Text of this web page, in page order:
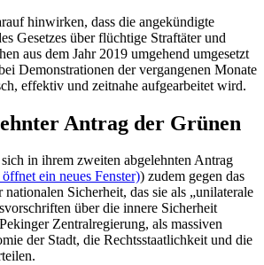
hinwirken, dass die angekündigte
Gesetzes über flüchtige Straftäter und
aus dem Jahr 2019 umgehend umgesetzt
Demonstrationen der vergangenen Monate
effektiv und zeitnahe aufgearbeitet wird.
Antrag der Grünen
in ihrem zweiten abgelehnten Antrag
ein neues Fenster)) zudem gegen das
nationalen Sicherheit, das sie als „unilaterale
über die innere Sicherheit
Zentralregierung, als massiven
der Stadt, die Rechtsstaatlichkeit und die